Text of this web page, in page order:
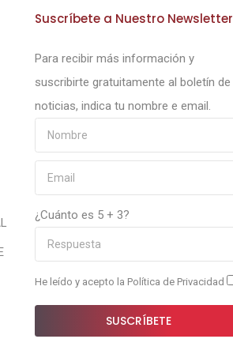
Suscríbete a Nuestro Newsletter
Para recibir más información y
suscribirte gratuitamente al boletín de
noticias, indica tu nombre e email.
¿Cuánto es 5 + 3?
He leído y acepto la Política de Privacidad
SUSCRÍBETE